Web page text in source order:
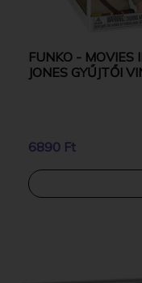
FUNKO - MOVIES
JONES GYŰJTŐI
6890 Ft